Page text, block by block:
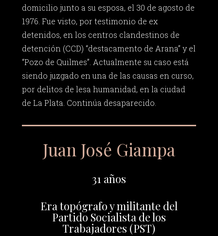
domicilio junto a su esposa, el 30 de agosto de
1976. Fue visto, por testimonio de ex
detenidos, en los centros clandestinos de
detención (CCD) “destacamento de Arana” y el
“Pozo de Quilmes”. Actualmente su caso está
siendo juzgado en una de las causas en curso,
por delitos de lesa humanidad, en la ciudad
de La Plata. Continúa desaparecido.
Juan José Giampa
31 años
Era topógrafo y militante del
Partido Socialista de los
Trabajadores (PST)